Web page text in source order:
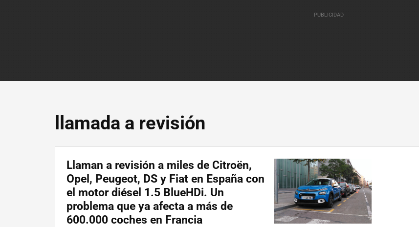
llamada a revisión
Llaman a revisión a miles de Citroën,
Opel, Peugeot, DS y Fiat en España con
el motor diésel 1.5 BlueHDi. Un
problema que ya afecta a más de
600.000 coches en Francia